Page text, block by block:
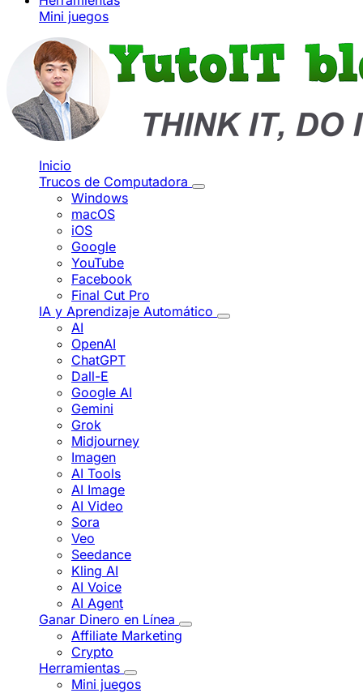
Mini juegos
Inicio
Trucos de Computadora
Windows
macOS
iOS
Google
YouTube
Facebook
Final Cut Pro
IA y Aprendizaje Automático
AI
OpenAI
ChatGPT
Dall-E
Google AI
Gemini
Grok
Midjourney
Imagen
AI Tools
AI Image
AI Video
Sora
Veo
Seedance
Kling AI
AI Voice
AI Agent
Ganar Dinero en Línea
Affiliate Marketing
Crypto
Herramientas
Mini juegos